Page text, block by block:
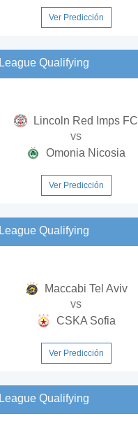
Ver Predicción
Qualifying
Lincoln Red Imps FC
vs
Omonia Nicosia
Ver Predicción
Qualifying
Maccabi Tel Aviv
vs
CSKA Sofia
Ver Predicción
Qualifying